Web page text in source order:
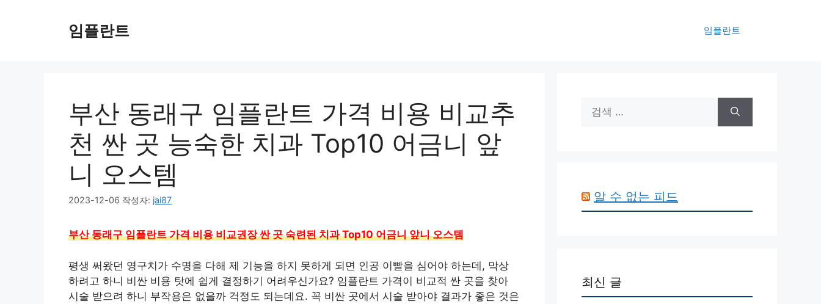
임플란트 임플란트
부산 동래구 임플란트 가격 비용 비교추
천 싼 곳 능숙한 치과 Top10 어금니 앞
니 오스템
2023-12-06 작성자: jai87
부산 동래구 임플란트 가격 비용 비교권장 싼 곳 숙련된 치과 Top10 어금니 앞니 오스템
평생 써왔던 영구치가 수명을 다해 제 기능을 하지 못하게 되면 인공 이빨을 심어야 하는데, 막상
하려고 하니 비싼 비용 탓에 쉽게 결정하기 어려우신가요? 임플란트 가격이 비교적 싼 곳을 찾아
시술 받으려 하니 부작용은 없을까 걱정도 되는데요. 꼭 비싼 곳에서 시술 받아야 결과가 좋은 것은
색:
알 수 없는 피드
최신 글